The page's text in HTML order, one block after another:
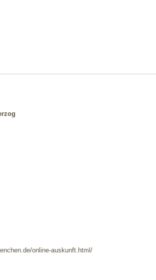
online-auskunft.html/